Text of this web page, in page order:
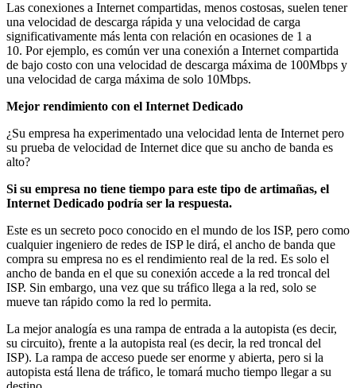
Las conexiones a Internet compartidas, menos costosas, suelen tener
una velocidad de descarga rápida y una velocidad de carga
significativamente más lenta con relación en ocasiones de 1 a
10. Por ejemplo, es común ver una conexión a Internet compartida
de bajo costo con una velocidad de descarga máxima de 100Mbps y
una velocidad de carga máxima de solo 10Mbps.
Mejor rendimiento con el Internet Dedicado
¿Su empresa ha experimentado una velocidad lenta de Internet pero
su prueba de velocidad de Internet dice que su ancho de banda es
alto?
Si su empresa no tiene tiempo para este tipo de artimañas, el
Internet Dedicado podría ser la respuesta.
Este es un secreto poco conocido en el mundo de los ISP, pero como
cualquier ingeniero de redes de ISP le dirá, el ancho de banda que
compra su empresa no es el rendimiento real de la red. Es solo el
ancho de banda en el que su conexión accede a la red troncal del
ISP. Sin embargo, una vez que su tráfico llega a la red, solo se
mueve tan rápido como la red lo permita.
La mejor analogía es una rampa de entrada a la autopista (es decir,
su circuito), frente a la autopista real (es decir, la red troncal del
ISP). La rampa de acceso puede ser enorme y abierta, pero si la
autopista está llena de tráfico, le tomará mucho tiempo llegar a su